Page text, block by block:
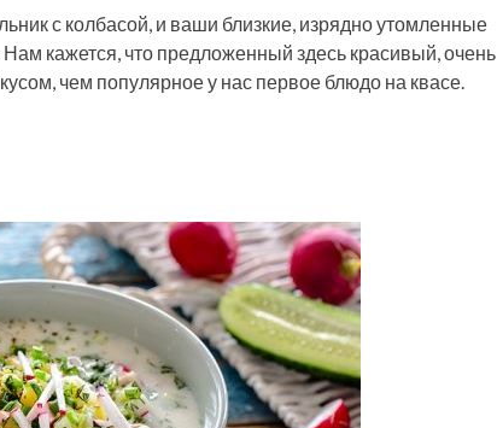
с колбасой, и ваши близкие, изрядно утомленные
кажется, что предложенный здесь красивый, очень
чем популярное у нас первое блюдо на квасе.